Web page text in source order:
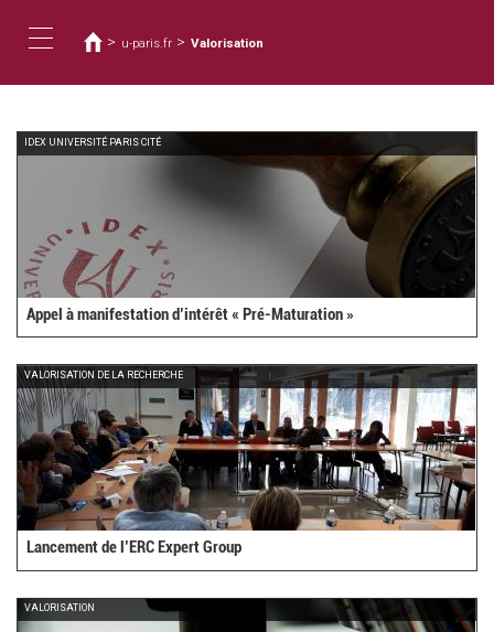
contenu
navigation
êtes
ici
> u-paris.fr > Valorisation
IDEX UNIVERSITÉ PARIS CITÉ
Appel à manifestation d’intérêt « Pré-Maturation »
VALORISATION DE LA RECHERCHE
Lancement de l’ERC Expert Group
VALORISATION